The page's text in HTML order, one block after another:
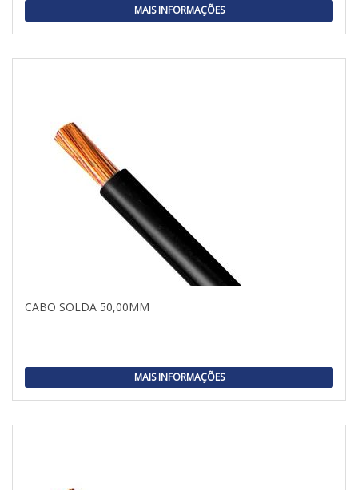
MAIS INFORMAÇÕES
CABO SOLDA 50,00MM
MAIS INFORMAÇÕES